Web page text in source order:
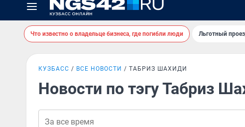
Что известно о владельце бизнеса, где погибли люди Льготный
КУЗБАСС ВСЕ НОВОСТИ ТАБРИЗ ШАХИДИ
Новости по тэгу Табриз